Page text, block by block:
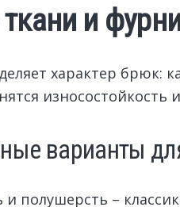
и
характер брюк:
износостойкость
варианты
полушерсть –